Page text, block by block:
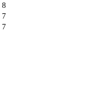
8
7
7